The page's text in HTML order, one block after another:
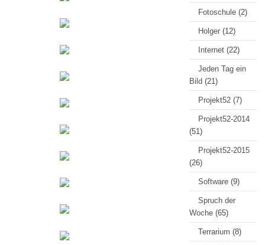
Fotoschule (2)
Holger (12)
Internet (22)
Jeden Tag ein
Bild (21)
Projekt52 (7)
Projekt52-2014
(51)
Projekt52-2015
(26)
Software (9)
Spruch der
Woche (65)
Terrarium (8)